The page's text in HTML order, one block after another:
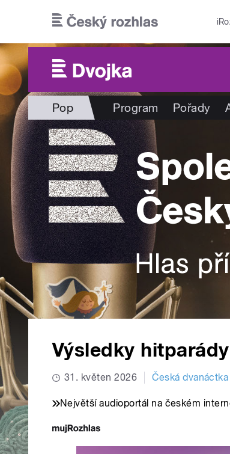
Pop Program Pořady
Výsledky
31. květen 2026 Česká dvanáctka
Největší audioportál na českém